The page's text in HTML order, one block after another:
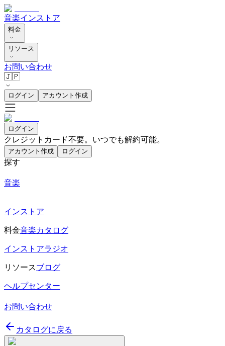
音楽インストア
料金
リソース
お問い合わせ
🇯🇵
ログイン アカウント作成
ログイン
クレジットカード不要。いつでも解約可能。
アカウント作成 ログイン
探す
音楽
インストア
料金音楽カタログ
インストアラジオ
リソースブログ
ヘルプセンター
お問い合わせ
カタログに戻る